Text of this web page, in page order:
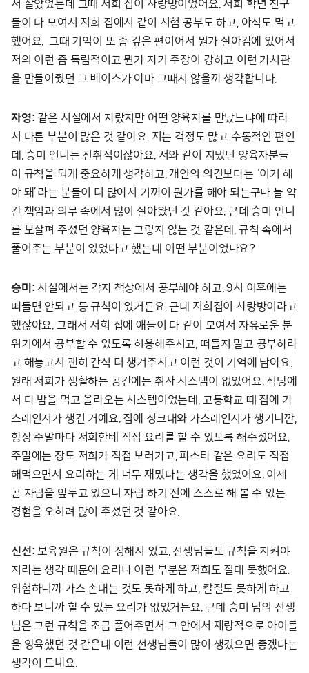
서 살았었는데 그때 저희 집이 사랑방이었어요. 저희 학년 친구
들이 다 모여서 저희 집에서 같이 시험 공부도 하고, 야식도 먹고
했어요. 그때 기억이 또 좀 깊은 편이어서 뭔가 살아감에 있어서
저의 이런 좀 독립적이고 뭔가 자기 주장이 강하고 이런 가치관
을 만들어줬던 그 베이스가 아마 그때지 않을까 생각합니다.
자영: 같은 시설에서 자랐지만 어떤 양육자를 만났느냐에 따라
서 다른 부분이 많은 것 같아요. 저는 걱정도 많고 수동적인 편인
데, 승미 언니는 진취적이잖아요. 저와 같이 지냈던 양육자분들
이 규칙을 되게 중요하게 생각하고, 개인의 의견보다는 ‘이거 해
야 돼’라는 분들이 더 많아서 기꺼이 뭔가를 해야 되는구나 늘 약
간 책임과 의무 속에서 많이 살아왔던 것 같아요. 근데 승미 언니
를 보살펴 주셨던 양육자는 그렇지 않는 것 같은데, 규칙 속에서
풀어주는 부분이 있었다고 했는데 어떤 부분이었나요?
승미: 시설에서는 각자 책상에서 공부해야 하고, 9시 이후에는
떠들면 안되고 등 규칙이 있거든요. 근데 저희집이 사랑방이라고
했잖아요. 그래서 저희 집에 애들이 다 같이 모여서 자유로운 분
위기에서 공부할 수 있도록 허용해주시고, 떠들지 말고 공부하라
고 해놓고서 괜히 간식 더 챙겨주시고 이런 것이 기억에 남아요.
원래 저희가 생활하는 공간에는 취사 시스템이 없었어요. 식당에
서 다 밥을 먹고 올라오는 시스템이었는데, 고등학교 때 집에 가
스레인지가 생긴 거예요. 집에 싱크대와 가스레인지가 생기니깐,
항상 주말마다 저희한테 직접 요리를 할 수 있도록 해주셨어요.
주말에는 장도 저희가 직접 보러가고, 파스타 같은 요리도 직접
해먹으면서 요리하는 게 너무 재밌다는 생각을 했었어요. 이제
곧 자립을 앞두고 있으니 자립 하기 전에 스스로 해 볼 수 있는
경험을 오히려 많이 주셨던 것 같아요.
신선: 보육원은 규칙이 정해져 있고, 선생님들도 규칙을 지켜야
지라는 생각 때문에 요리나 이런 부분은 저희도 절대 못했어요.
위험하니까 가스 손대는 것도 못하게 하고, 칼질도 못하게 하고
하다 보니까 할 수 있는 요리가 없었거든요. 근데 승미 님의 선생
님은 그런 규칙을 조금 풀어주면서 그 안에서 재량적으로 아이들
을 양육했던 것 같은데 이런 선생님들이 많이 생겼으면 좋겠다는
생각이 드네요.